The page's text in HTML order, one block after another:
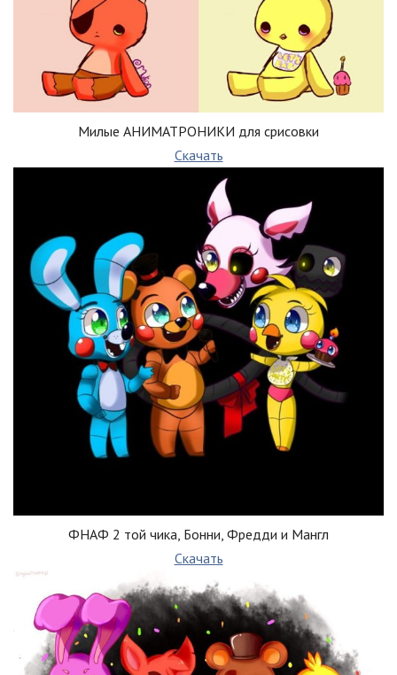
Милые АНИМАТРОНИКИ для срисовки
Скачать
ФНАФ 2 той чика, Бонни, Фредди и Мангл
Скачать